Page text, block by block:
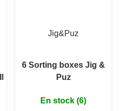
Jig&Puz
6 Sorting boxes Jig &
Puz
En stock (6)